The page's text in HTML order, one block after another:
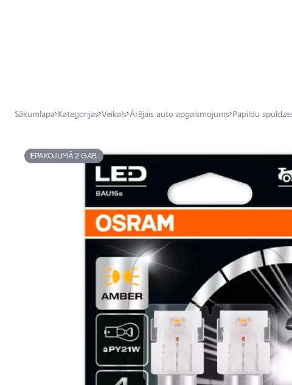
Sākumlapa Kategorijas Veikals Ārējais auto apgaismojums Papildu
IEPAKOJUMĀ 2 GAB.
Ārējais auto apgaismojums
Apgaismojuma aksesuāri
Auto tehniskās apkopes piederumi
Auto ķīmija, dīteilings, aplīmēšana
Motociklu un velosipēdu
apgaismojums un aksesuāri
Automobiļu lukturu remonts un